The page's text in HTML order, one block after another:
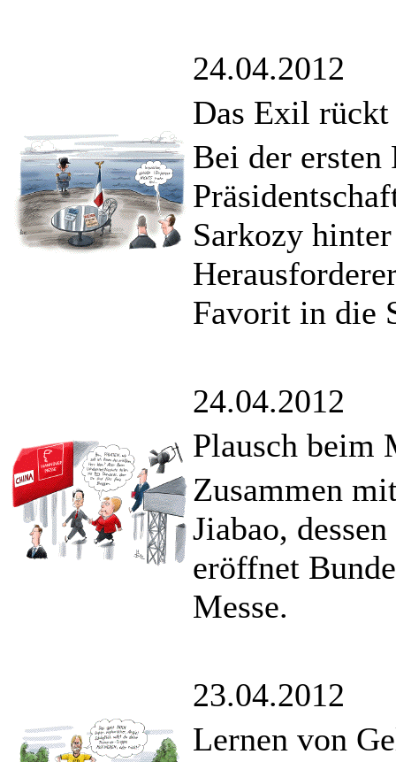
24.04.2012
Das Exil rückt
Bei der ersten
Sarkozy
Favorit in die
24.04.2012
Plausch beim
Zusammen
Jiabao,
eröffnet
Messe.
23.04.2012
Lernen von